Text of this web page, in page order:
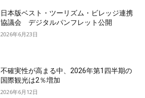
日本版ベスト・ツーリズム・ビレッジ連携
協議会 デジタルパンフレット公開
2026年6月23日
不確実性が高まる中、2026年第1四半期の
国際観光は2％増加
2026年6月12日